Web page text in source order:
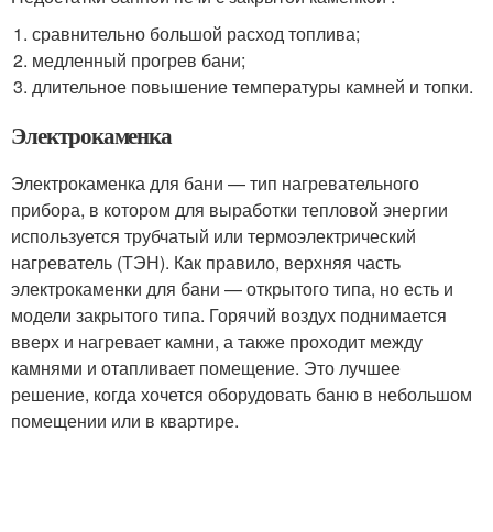
сравнительно большой расход топлива;
медленный прогрев бани;
длительное повышение температуры камней и топки.
Электрокаменка
Электрокаменка для бани — тип нагревательного
прибора, в котором для выработки тепловой энергии
используется трубчатый или термоэлектрический
нагреватель (ТЭН). Как правило, верхняя часть
электрокаменки для бани — открытого типа, но есть и
модели закрытого типа. Горячий воздух поднимается
вверх и нагревает камни, а также проходит между
камнями и отапливает помещение. Это лучшее
решение, когда хочется оборудовать баню в небольшом
помещении или в квартире.